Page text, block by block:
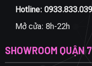
Hotline: 0933.833.039
Mở cửa: 8h-22h
SHOWROOM QUẬN 7